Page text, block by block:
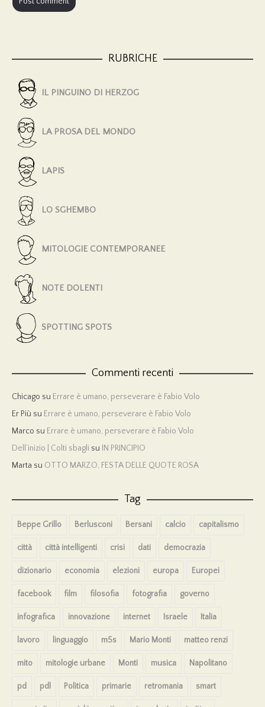
RUBRICHE
IL PINGUINO DI HERZOG
LA PROSA DEL MONDO
LAPIS
LO SGHEMBO
MITOLOGIE CONTEMPORANEE
NOTE DOLENTI
SPOTTING SPOTS
Commenti recenti
Chicago su Errare è umano, perseverare è Fabio Volo
Er Più su Errare è umano, perseverare è Fabio Volo
Marco su Errare è umano, perseverare è Fabio Volo
Dell’inizio | Colti sbagli su IN PRINCIPIO
Marta su OTTO MARZO, FESTA DELLE QUOTE ROSA
Tag
Beppe Grillo Berlusconi Bersani calcio capitalismo
città città intelligenti crisi dati democrazia
dizionario economia elezioni europa Europei
facebook film filosofia fotografia governo
infografica innovazione internet Israele Italia
lavoro linguaggio m5s Mario Monti matteo renzi
mito mitologie urbane Monti musica Napolitano
pd pdl Politica primarie retromania smart